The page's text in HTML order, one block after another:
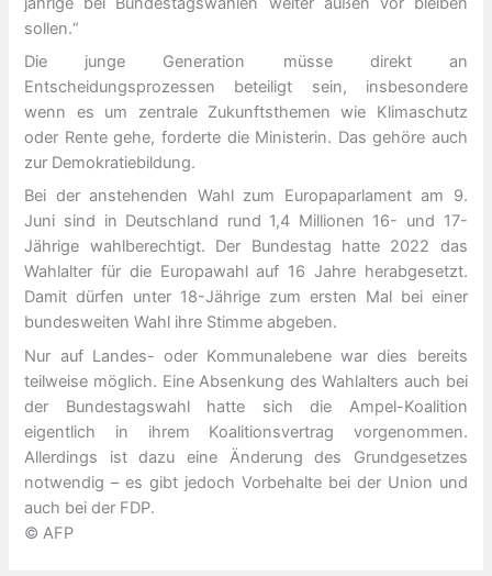
sollen.“
Die junge Generation müsse direkt an
Entscheidungsprozessen beteiligt sein, insbesondere
wenn es um zentrale Zukunftsthemen wie Klimaschutz
oder Rente gehe, forderte die Ministerin. Das gehöre auch
zur Demokratiebildung.
Bei der anstehenden Wahl zum Europaparlament am 9.
Juni sind in Deutschland rund 1,4 Millionen 16- und 17-
Jährige wahlberechtigt. Der Bundestag hatte 2022 das
Wahlalter für die Europawahl auf 16 Jahre herabgesetzt.
Damit dürfen unter 18-Jährige zum ersten Mal bei einer
bundesweiten Wahl ihre Stimme abgeben.
Nur auf Landes- oder Kommunalebene war dies bereits
teilweise möglich. Eine Absenkung des Wahlalters auch bei
der Bundestagswahl hatte sich die Ampel-Koalition
eigentlich in ihrem Koalitionsvertrag vorgenommen.
Allerdings ist dazu eine Änderung des Grundgesetzes
notwendig – es gibt jedoch Vorbehalte bei der Union und
auch bei der FDP.
© AFP